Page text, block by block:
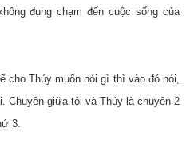
đụng chạm đến cuộc sống của
cho Thúy muốn nói gì thì vào đó nói,
Chuyện giữa tôi và Thúy là chuyện 2
3.